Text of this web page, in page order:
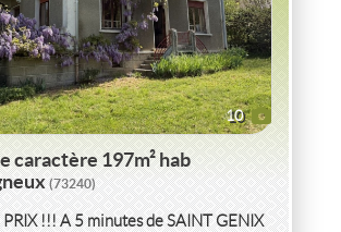
10
caractère 197m² hab
(73240)
PRIX !!! A 5 minutes de SAINT GENIX